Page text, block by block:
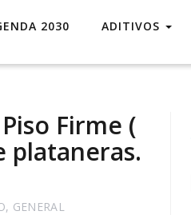
2030 ADITIVOS
Firme (
plataneras.
, GENERAL